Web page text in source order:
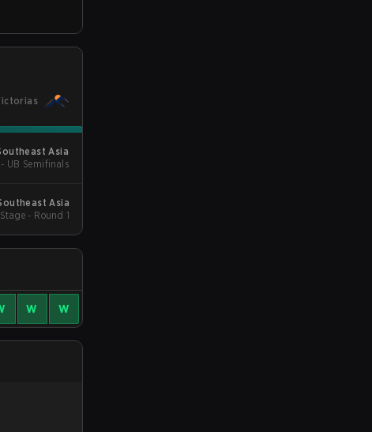
Asia
UB Semifinals
Asia
- Round 1
W W